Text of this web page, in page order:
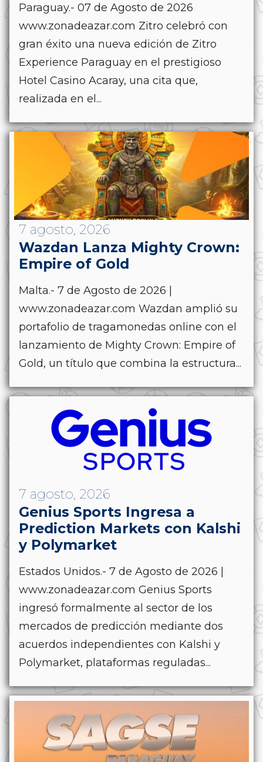
Paraguay.- 07 de Agosto de 2026
www.zonadeazar.com Zitro celebró con
gran éxito una nueva edición de Zitro
Experience Paraguay en el prestigioso
Hotel Casino Acaray, una cita que,
realizada en el...
7 agosto, 2026
Wazdan Lanza Mighty Crown:
Empire of Gold
Malta.- 7 de Agosto de 2026 |
www.zonadeazar.com Wazdan amplió su
portafolio de tragamonedas online con el
lanzamiento de Mighty Crown: Empire of
Gold, un título que combina la estructura...
7 agosto, 2026
Genius Sports Ingresa a
Prediction Markets con Kalshi
y Polymarket
Estados Unidos.- 7 de Agosto de 2026 |
www.zonadeazar.com Genius Sports
ingresó formalmente al sector de los
mercados de predicción mediante dos
acuerdos independientes con Kalshi y
Polymarket, plataformas reguladas...